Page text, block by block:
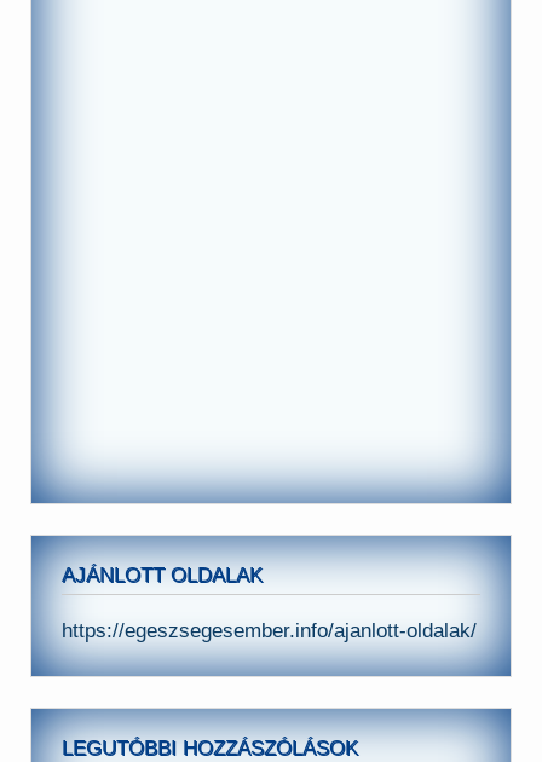
AJÁNLOTT OLDALAK
https://egeszsegesember.info/ajanlott-oldalak/
LEGUTÓBBI HOZZÁSZÓLÁSOK